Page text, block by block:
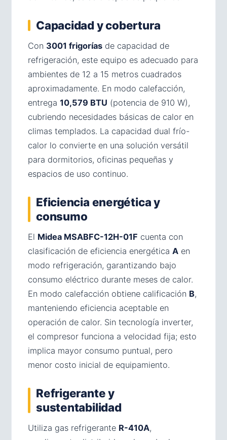
Capacidad y cobertura
Con 3001 frigorías de capacidad de
refrigeración, este equipo es adecuado para
ambientes de 12 a 15 metros cuadrados
aproximadamente. En modo calefacción,
entrega 10,579 BTU (potencia de 910 W),
cubriendo necesidades básicas de calor en
climas templados. La capacidad dual frío-
calor lo convierte en una solución versátil
para dormitorios, oficinas pequeñas y
espacios de uso continuo.
Eficiencia energética y
consumo
El Midea MSABFC-12H-01F cuenta con
clasificación de eficiencia energética A en
modo refrigeración, garantizando bajo
consumo eléctrico durante meses de calor.
En modo calefacción obtiene calificación B,
manteniendo eficiencia aceptable en
operación de calor. Sin tecnología inverter,
el compresor funciona a velocidad fija; esto
implica mayor consumo puntual, pero
menor costo inicial de equipamiento.
Refrigerante y
sustentabilidad
Utiliza gas refrigerante R-410A,